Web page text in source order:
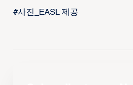
#사진_EASL 제공